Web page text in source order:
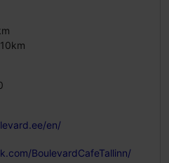
en/
BoulevardCafeTallinn/